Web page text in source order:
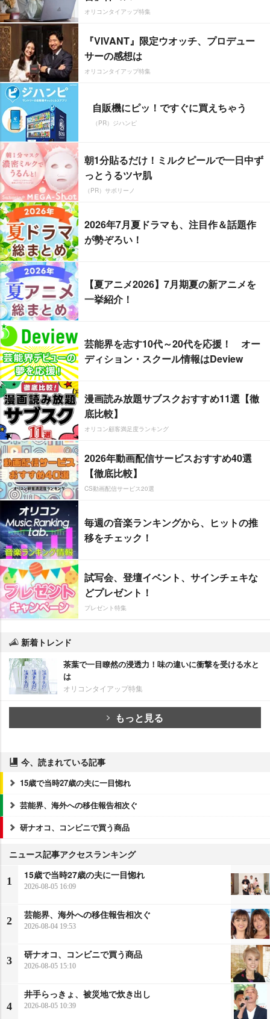
オリコンタイアップ特集
『VIVANT』限定ウオッチ、プロデュー
サーの感想は
オリコンタイアップ特集
自販機にピッ！ですぐに買えちゃう
（PR）ジハンピ
朝1分貼るだけ！ミルクピールで一日中ず
っとうるツヤ肌
（PR）サボリーノ
2026年7月夏ドラマも、注目作＆話題作
が勢ぞろい！
【夏アニメ2026】7月期夏の新アニメを
一挙紹介！
芸能界を志す10代～20代を応援！ オー
ディション・スクール情報はDeview
漫画読み放題サブスクおすすめ11選【徹
底比較】
オリコン顧客満足度ランキング
2026年動画配信サービスおすすめ40選
【徹底比較】
CS動画配信サービス20選
毎週の音楽ランキングから、ヒットの推
移をチェック！
試写会、登壇イベント、サインチェキな
どプレゼント！
プレゼント特集
新着トレンド
茶葉で一目瞭然の浸透力！味の違いに衝撃を受ける水と
は
オリコンタイアップ特集
もっと見る
今、読まれている記事
15歳で当時27歳の夫に一目惚れ
芸能界、海外への移住報告相次ぐ
研ナオコ、コンビニで買う商品
ニュース記事アクセスランキング
1
15歳で当時27歳の夫に一目惚れ
2026-08-05 16:09
2
芸能界、海外への移住報告相次ぐ
2026-08-04 19:53
3
研ナオコ、コンビニで買う商品
2026-08-05 15:10
4
井手らっきょ、被災地で炊き出し
2026-08-05 10:39